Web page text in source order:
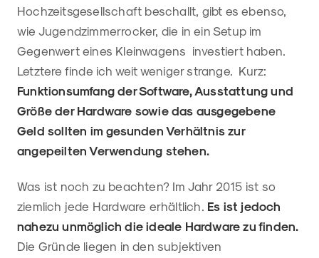
Hochzeitsgesellschaft beschallt, gibt es ebenso,
wie Jugendzimmerrocker, die in ein Setup im
Gegenwert eines Kleinwagens investiert haben.
Letztere finde ich weit weniger strange. Kurz:
Funktionsumfang der Software, Ausstattung und
Größe der Hardware sowie das ausgegebene
Geld sollten im gesunden Verhältnis zur
angepeilten Verwendung stehen.
Was ist noch zu beachten? Im Jahr 2015 ist so
ziemlich jede Hardware erhältlich. Es ist jedoch
nahezu unmöglich die ideale Hardware zu finden.
Die Gründe liegen in den subjektiven